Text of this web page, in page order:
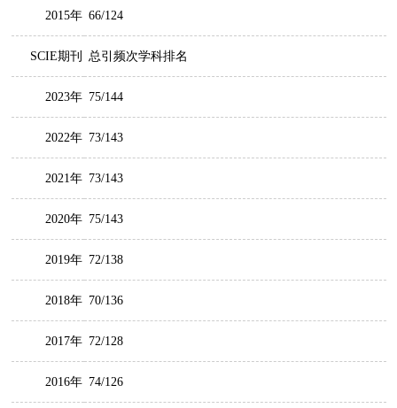
2015年 66/124
SCIE期刊 总引频次学科排名
2023年 75/144
2022年 73/143
2021年 73/143
2020年 75/143
2019年 72/138
2018年 70/136
2017年 72/128
2016年 74/126